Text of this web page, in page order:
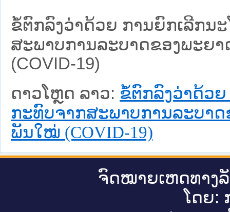
ຂໍ້ຕົກລົງວ່າດ້ວຍ ການຍົກເລີກນ
ສະພາບການລະບາດຂອງພະຍ
(COVID-19)
ດາວໂຫຼດ ລາວ: ຂໍ້ຕົກລົງວ່າດ້ວ
ກະທົບຈາກສະພາບການລະບາ
ພັນໃໝ່ (COVID-19)
ຈົດ​ໝາຍ​ເຫດ​ທາງ​
ໂດຍ: